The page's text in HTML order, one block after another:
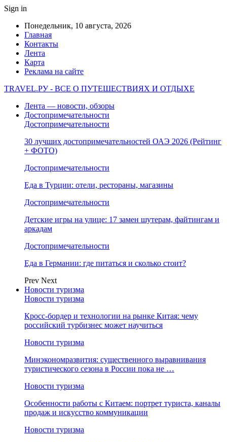
Sign in
Понедельник, 10 августа, 2026
Главная
Контакты
Лента
Карта
Реклама на сайте
TRAVEL.РУ - ВСЕ О ПУТЕШЕСТВИЯХ И ОТДЫХЕ
Лента — новости, обзоры
Достопримечательности
Достопримечательности
30 лучших достопримечательностей ОАЭ 2026 (Рейтинг
+ ФОТО)
Достопримечательности
Еда в Турции: отели, рестораны, магазины
Достопримечательности
Детские игры на улице: 17 замен шутерам, файтингам и
аркадам
Достопримечательности
Еда в Германии: где питаться и сколько стоит?
Prev Next
Новости туризма
Новости туризма
Кросс-бордер и технологии на рынке Китая: чему
российский турбизнес может научиться
Новости туризма
Минэкономразвития: существенного выравнивания
туристического сезона в России пока не …
Новости туризма
Особенности работы с Китаем: портрет туриста, каналы
продаж и искусство коммуникации
Новости туризма